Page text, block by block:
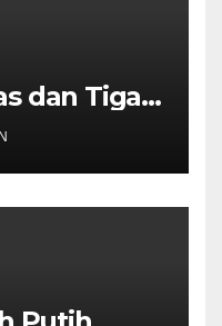
dan Tiga
Warga